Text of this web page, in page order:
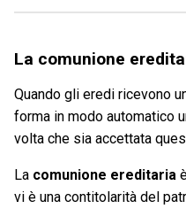
La comunione
Quando gli eredi ricevono
forma in modo automatico
volta che sia accettata
La comunione ereditaria
vi è una contitolarità del